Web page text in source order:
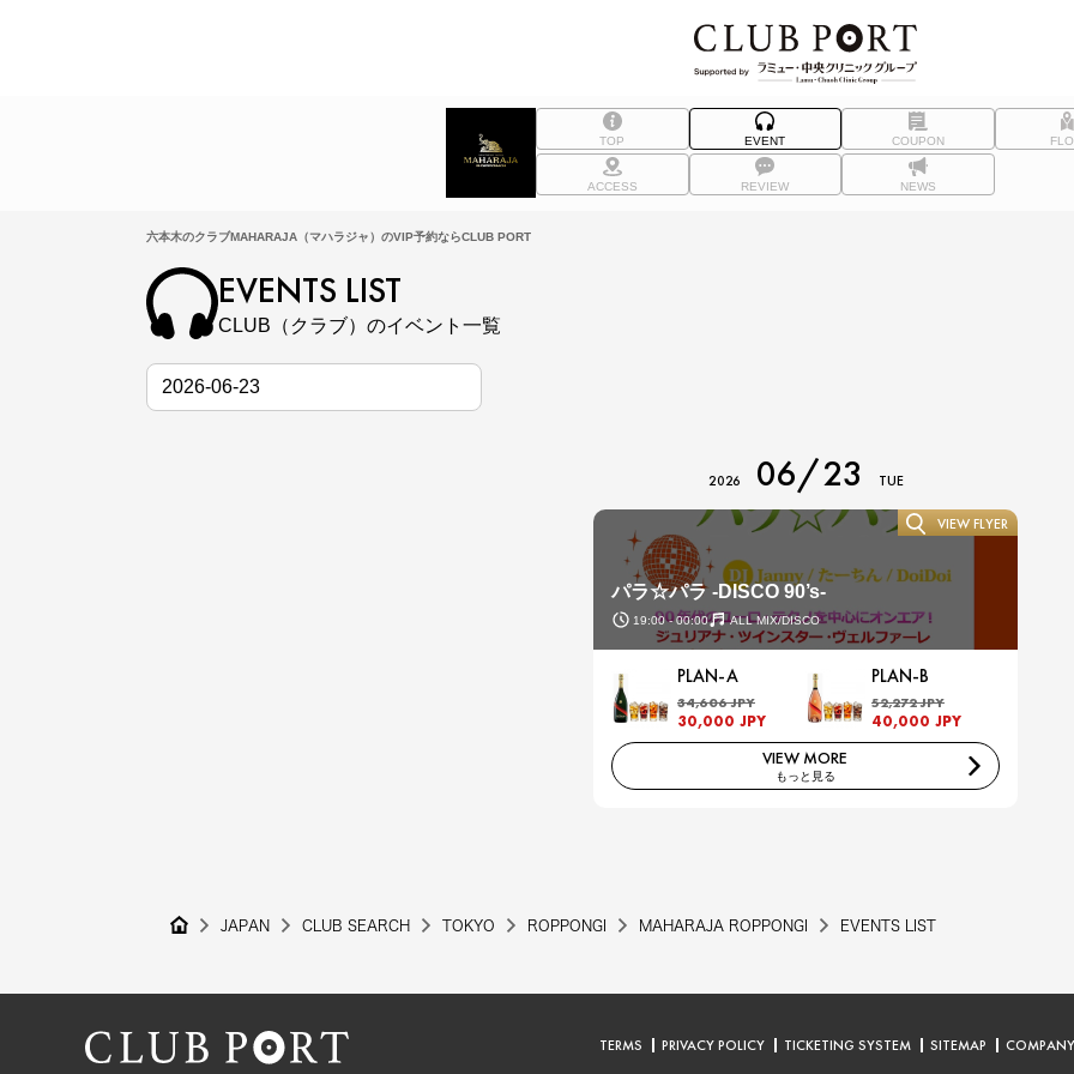
TOP EVENT COUPON
ACCESS REVIEW NEWS
六本木のクラブMAHARAJA（マハラジャ）のVIP予約ならCLUB PORT
EVENTS LIST
CLUB（クラブ）のイベント一覧
2026 06/23 TUE
パラ☆パラ -DISCO 90’s-
19:00 - 00:00 ALL MIX/DISCO
VIEW FLYER
PLAN-A
34,606 JPY
30,000 JPY
PLAN-B
52,272 JPY
40,000 JPY
VIEW MORE
もっと見る
JAPAN CLUB SEARCH TOKYO ROPPONGI MAHARAJA ROPPONGI EVENTS LIST
TERMS PRIVACY POLICY TICKETING SYSTEM SITEMAP COMPANY